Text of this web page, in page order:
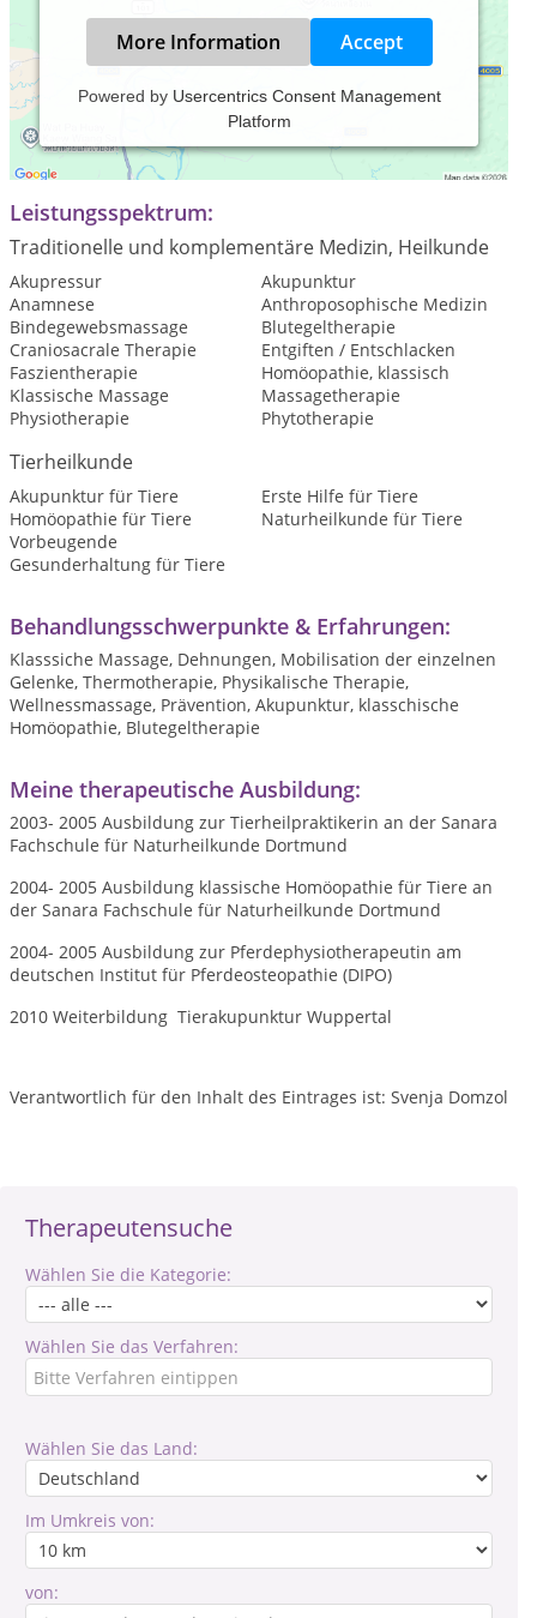
Therapeutensuche
Wählen Sie die Kategorie:
Wählen Sie das Verfahren:
Wählen Sie das Land:
Im Umkreis von:
von:
More Information Accept
Powered by Usercentrics Consent Management
Platform
Mobile Praxis für Pferdephysiotherapie und Naturheilkunde
für Tiere
Leistungsspektrum:
Traditionelle und komplementäre Medizin, Heilkunde
Akupressur
Akupunktur
Anamnese
Anthroposophische Medizin
Bindegewebsmassage
Blutegeltherapie
Craniosacrale Therapie
Entgiften / Entschlacken
Faszientherapie
Homöopathie, klassisch
Klassische Massage
Massagetherapie
Physiotherapie
Phytotherapie
Tierheilkunde
Akupunktur für Tiere
Erste Hilfe für Tiere
Homöopathie für Tiere
Naturheilkunde für Tiere
Vorbeugende
Gesunderhaltung für Tiere
Behandlungsschwerpunkte & Erfahrungen:
Klasssiche Massage, Dehnungen, Mobilisation der einzelnen
Gelenke, Thermotherapie, Physikalische Therapie,
Wellnessmassage, Prävention, Akupunktur, klasschische
Homöopathie, Blutegeltherapie
Meine therapeutische Ausbildung:
2003- 2005 Ausbildung zur Tierheilpraktikerin an der Sanara
Fachschule für Naturheilkunde Dortmund
2004- 2005 Ausbildung klassische Homöopathie für Tiere an
der Sanara Fachschule für Naturheilkunde Dortmund
2004- 2005 Ausbildung zur Pferdephysiotherapeutin am
deutschen Institut für Pferdeosteopathie (DIPO)
2010 Weiterbildung Tierakupunktur Wuppertal
Verantwortlich für den Inhalt des Eintrages ist: Svenja Domzol